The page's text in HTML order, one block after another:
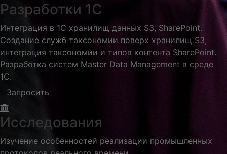
Разработки 1С
Интеграция в 1С хранилищ данных S3, SharePoint.
Cоздание служб таксономии поверх хранилищ S3,
интеграция таксономии и типов контента SharePoint.
Разработка систем Master Data Management в среде
1С.
Запросить
Исследования
Изучение особенностей реализации промышленных